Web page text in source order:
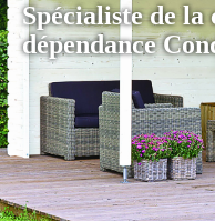
Spécialiste de la
dépendance